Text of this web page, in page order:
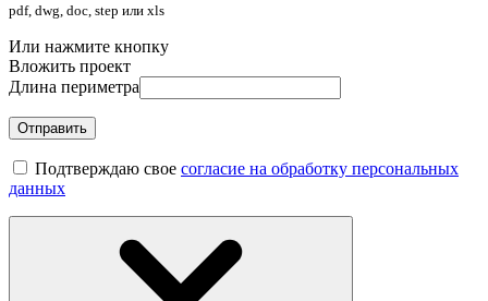
pdf, dwg, doc, step или xls
Или нажмите кнопку
Вложить проект
Длина периметра
Отправить
Подтверждаю свое согласие на обработку персональных
данных